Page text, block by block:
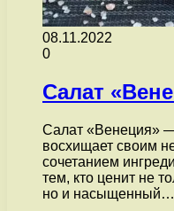
08.11.2022
0
Салат
Салат «Венеция»
восхищает своим
сочетанием
тем, кто ценит не
но и насыщенный…